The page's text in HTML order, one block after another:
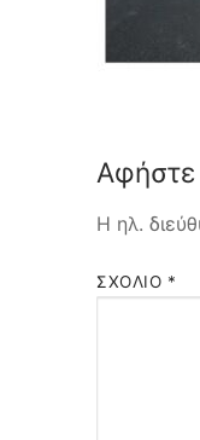
Αφήστε
Η ηλ.
ΣΧΌΛΙΟ *